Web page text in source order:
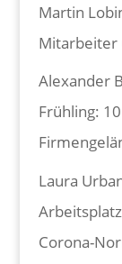
Martin
Mitarbeiter
Alexander
Frühling:
Laura
Corona-